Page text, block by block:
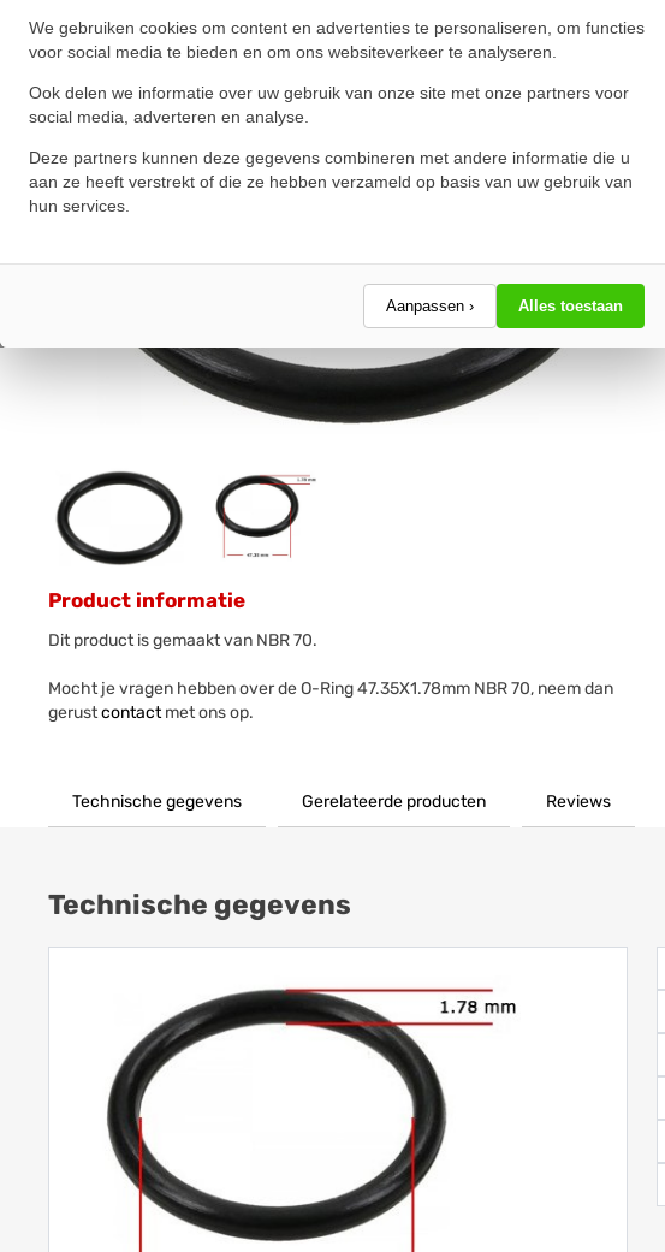
We gebruiken cookies om content en advertenties te personaliseren, om functies
voor social media te bieden en om ons websiteverkeer te analyseren.
Ook delen we informatie over uw gebruik van onze site met onze partners voor
social media, adverteren en analyse.
Deze partners kunnen deze gegevens combineren met andere informatie die u
aan ze heeft verstrekt of die ze hebben verzameld op basis van uw gebruik van
hun services.
Aanpassen › Alles toestaan
Product informatie
Dit product is gemaakt van NBR 70.
Mocht je vragen hebben over de O-Ring 47.35X1.78mm NBR 70, neem dan
gerustcontactmet ons op.
Technische gegevens Gerelateerde producten Reviews
Technische gegevens